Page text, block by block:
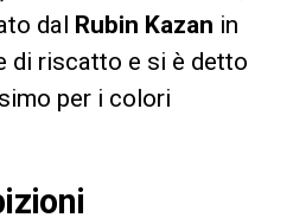
dal Rubin Kazan in
di riscatto e si è detto
per i colori